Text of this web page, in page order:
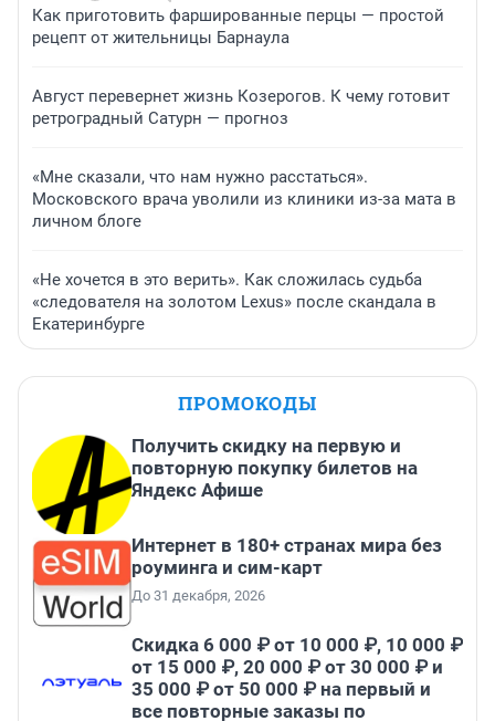
Как приготовить фаршированные перцы — простой
рецепт от жительницы Барнаула
Август перевернет жизнь Козерогов. К чему готовит
ретроградный Сатурн — прогноз
«Мне сказали, что нам нужно расстаться».
Московского врача уволили из клиники из-за мата в
личном блоге
«Не хочется в это верить». Как сложилась судьба
«следователя на золотом Lexus» после скандала в
Екатеринбурге
ПРОМОКОДЫ
Получить скидку на первую и
повторную покупку билетов на
Яндекс Афише
Интернет в 180+ странах мира без
роуминга и сим-карт
До 31 декабря, 2026
Скидка 6 000 ₽ от 10 000 ₽, 10 000 ₽
от 15 000 ₽, 20 000 ₽ от 30 000 ₽ и
35 000 ₽ от 50 000 ₽ на первый и
все повторные заказы по